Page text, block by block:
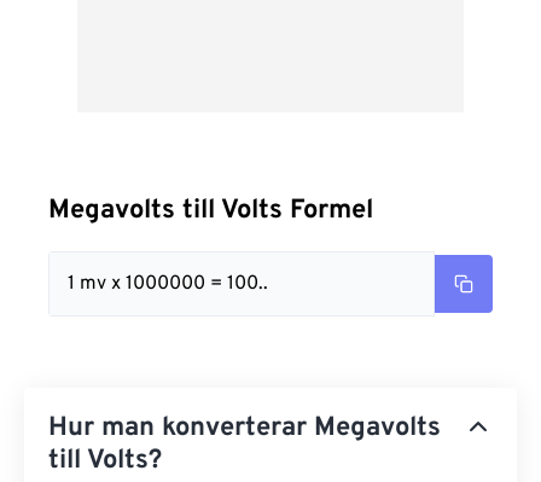
Megavolts till Volts Formel
1 mv x 1000000 = 100..
Hur man konverterar Megavolts
till Volts?